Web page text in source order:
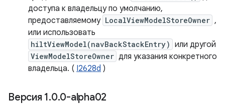
доступа к владельцу по умолчанию,
предоставляемому LocalViewModelStoreOwner ,
или использовать
hiltViewModel(navBackStackEntry) или другой
ViewModelStoreOwner для указания конкретного
владельца. ( I2628d )
Версия 1.0.0-alpha02